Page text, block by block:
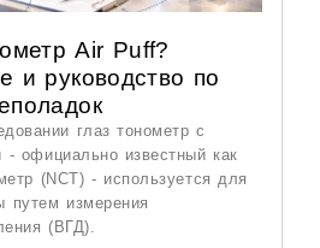
Air Puff?
и руководство по
глаз тонометр с
- официально известный как
(NCT) - используется для
путем измерения
(ВГД).